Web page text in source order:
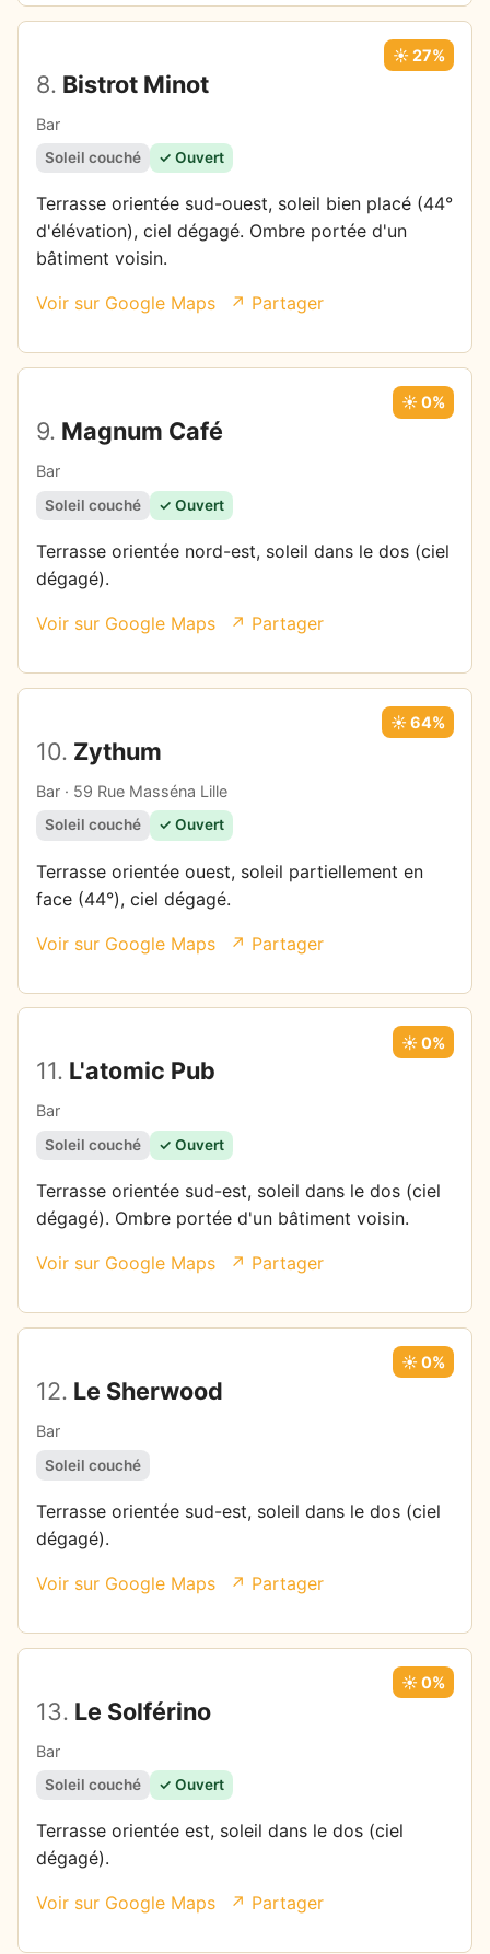
8. Bistrot Minot
Bar
☀️ 27%
Soleil couché ✓ Ouvert
Terrasse orientée sud-ouest, soleil bien placé (44°
d'élévation), ciel dégagé. Ombre portée d'un
bâtiment voisin.
Voir sur Google Maps ↗ Partager
9. Magnum Café
Bar
☀️ 0%
Soleil couché ✓ Ouvert
Terrasse orientée nord-est, soleil dans le dos (ciel
dégagé).
Voir sur Google Maps ↗ Partager
10. Zythum
Bar · 59 Rue Masséna Lille
☀️ 64%
Soleil couché ✓ Ouvert
Terrasse orientée ouest, soleil partiellement en
face (44°), ciel dégagé.
Voir sur Google Maps ↗ Partager
11. L'atomic Pub
Bar
☀️ 0%
Soleil couché ✓ Ouvert
Terrasse orientée sud-est, soleil dans le dos (ciel
dégagé). Ombre portée d'un bâtiment voisin.
Voir sur Google Maps ↗ Partager
12. Le Sherwood
Bar
☀️ 0%
Soleil couché
Terrasse orientée sud-est, soleil dans le dos (ciel
dégagé).
Voir sur Google Maps ↗ Partager
13. Le Solférino
Bar
☀️ 0%
Soleil couché ✓ Ouvert
Terrasse orientée est, soleil dans le dos (ciel
dégagé).
Voir sur Google Maps ↗ Partager